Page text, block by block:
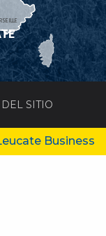
SITIO
Business